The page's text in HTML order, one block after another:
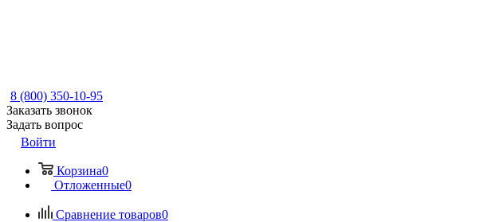
8 (800) 350-10-95
Заказать звонок
Задать вопрос
Войти
Корзина0
Отложенные0
Сравнение товаров0